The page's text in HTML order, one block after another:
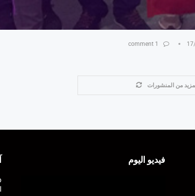
1 comment
من المنشورات
فيديو اليوم